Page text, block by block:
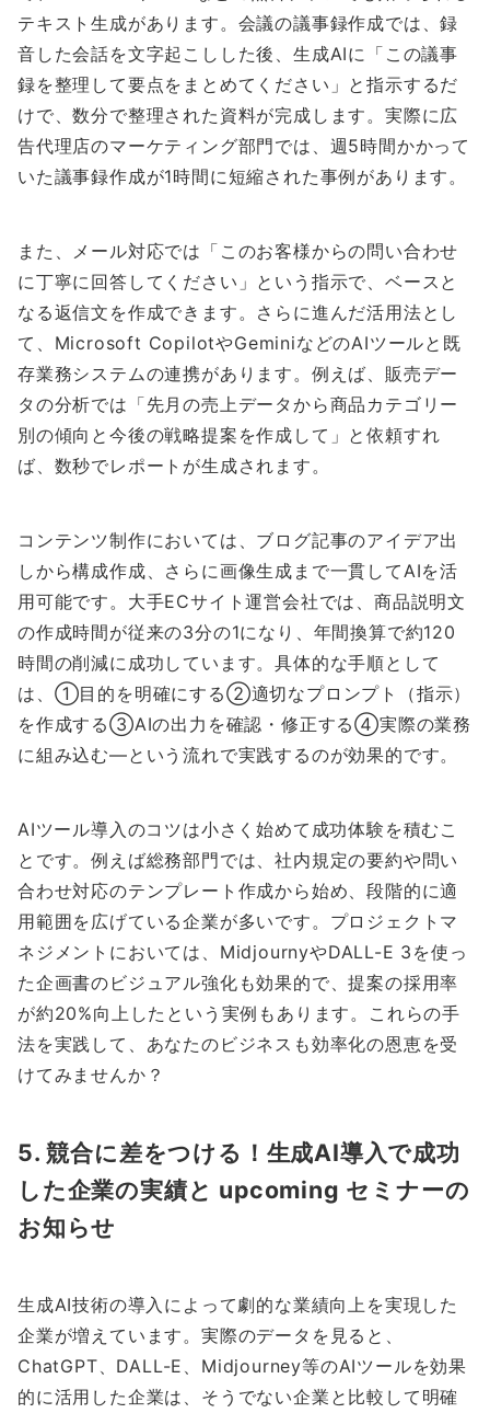
テキスト生成があります。会議の議事録作成では、録
音した会話を文字起こしした後、生成AIに「この議事
録を整理して要点をまとめてください」と指示するだ
けで、数分で整理された資料が完成します。実際に広
告代理店のマーケティング部門では、週5時間かかって
いた議事録作成が1時間に短縮された事例があります。
また、メール対応では「このお客様からの問い合わせ
に丁寧に回答してください」という指示で、ベースと
なる返信文を作成できます。さらに進んだ活用法とし
て、Microsoft CopilotやGeminiなどのAIツールと既
存業務システムの連携があります。例えば、販売デー
タの分析では「先月の売上データから商品カテゴリー
別の傾向と今後の戦略提案を作成して」と依頼すれ
ば、数秒でレポートが生成されます。
コンテンツ制作においては、ブログ記事のアイデア出
しから構成作成、さらに画像生成まで一貫してAIを活
用可能です。大手ECサイト運営会社では、商品説明文
の作成時間が従来の3分の1になり、年間換算で約120
時間の削減に成功しています。具体的な手順として
は、①目的を明確にする②適切なプロンプト（指示）
を作成する③AIの出力を確認・修正する④実際の業務
に組み込む—という流れで実践するのが効果的です。
AIツール導入のコツは小さく始めて成功体験を積むこ
とです。例えば総務部門では、社内規定の要約や問い
合わせ対応のテンプレート作成から始め、段階的に適
用範囲を広げている企業が多いです。プロジェクトマ
ネジメントにおいては、MidjournyやDALL-E 3を使っ
た企画書のビジュアル強化も効果的で、提案の採用率
が約20%向上したという実例もあります。これらの手
法を実践して、あなたのビジネスも効率化の恩恵を受
けてみませんか？
5. 競合に差をつける！生成AI導入で成功
した企業の実績と upcoming セミナーの
お知らせ
生成AI技術の導入によって劇的な業績向上を実現した
企業が増えています。実際のデータを見ると、
ChatGPT、DALL-E、Midjourney等のAIツールを効果
的に活用した企業は、そうでない企業と比較して明確